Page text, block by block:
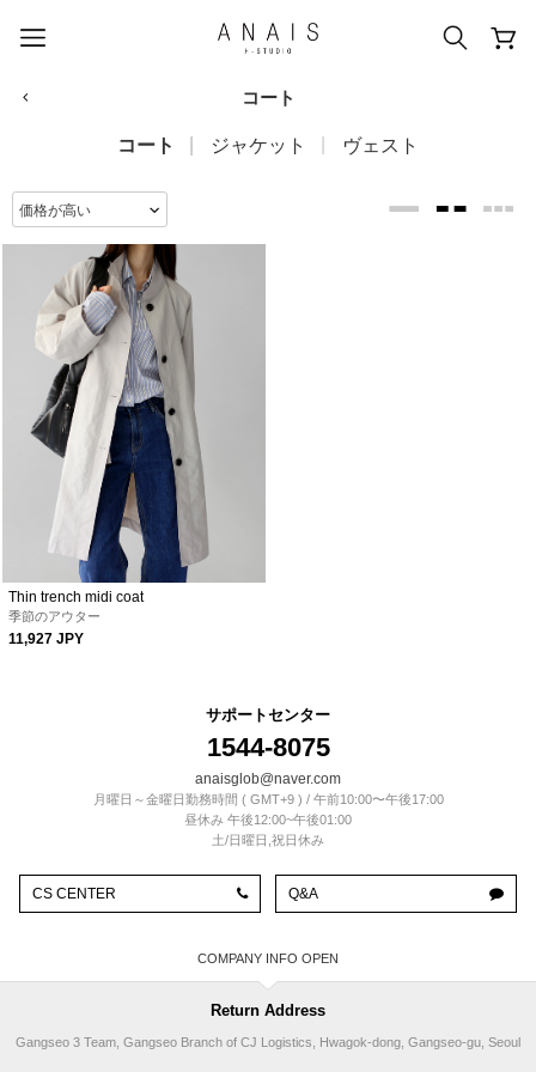
#신상5%할인
#MD추천
コート
コート ジャケット ヴェスト
Thin trench midi coat
季節のアウター
11,927 JPY
サポートセンター
1544-8075
anaisglob@naver.com
月曜日～金曜日勤務時間 ( GMT+9 ) / 午前10:00〜午後17:00
昼休み 午後12:00~午後01:00
土/日曜日,祝日休み
CS CENTER Q&A
COMPANY INFO
Return Address
Gangseo 3 Team, Gangseo Branch of CJ Logistics, Hwagok-dong, Gangseo-gu, Seoul